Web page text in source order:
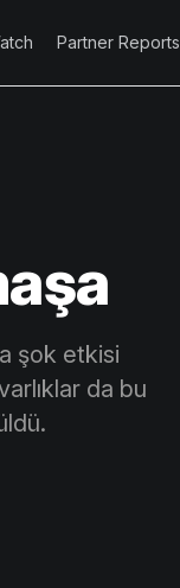
Partner Reports
şok etkisi
da bu